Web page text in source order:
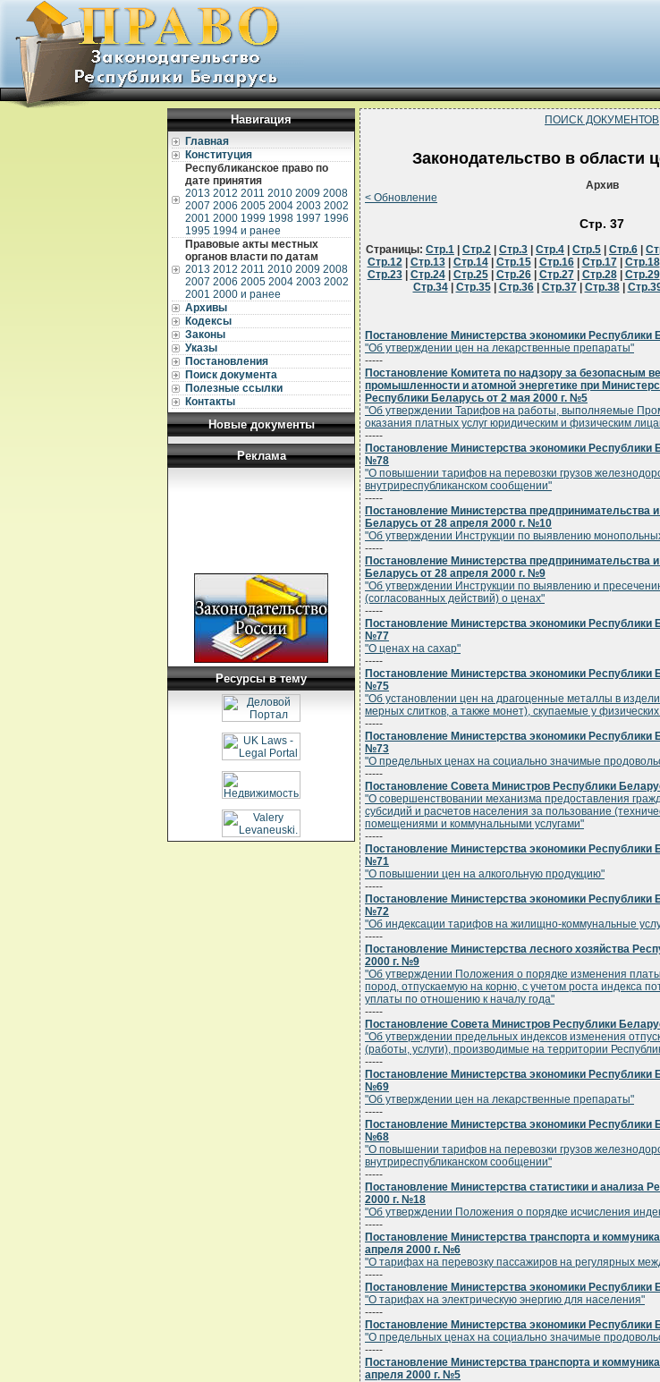
Навигация
Главная
Конституция
Республиканское право по
дате принятия
2013 2012 2011 2010 2009 2008
2007 2006 2005 2004 2003 2002
2001 2000 1999 1998 1997 1996
1995 1994 и ранее
Правовые акты местных
органов власти по датам
2013 2012 2011 2010 2009 2008
2007 2006 2005 2004 2003 2002
2001 2000 и ранее
Архивы
Кодексы
Законы
Указы
Постановления
Поиск документа
Полезные ссылки
Контакты
Новые документы
Реклама
Ресурсы в тему
ПОИСК ДОКУМЕНТОВ
Законодательство в области
Архив
< Обновление
Стр. 37
Страницы: Стр.1 Стр.2 Стр.3 Стр.4 Стр.5 Стр.6
Стр.12| Стр.13| Стр.14| Стр.15| Стр.16| Стр.17| Стр.18
Стр.23| Стр.24| Стр.25| Стр.26| Стр.27| Стр.28| Стр.29
Стр.34| Стр.35| Стр.36| Стр.37| Стр.38|
Постановление Министерства экономики Республики
"Об утверждении цен на лекарственные препараты"
-----
Постановление Комитета по надзору за безопасным
промышленности и атомной энергетике при
Республики Беларусь от 2 мая 2000 г. №5
"Об утверждении Тарифов на работы, выполняемые
оказания платных услуг юридическим и физическим
-----
Постановление Министерства экономики Республики
№78
"О повышении тарифов на перевозки грузов
внутриреспубликанском сообщении"
-----
Постановление Министерства предпринимательства
Беларусь от 28 апреля 2000 г. №10
"Об утверждении Инструкции по выявлению
-----
Постановление Министерства предпринимательства
Беларусь от 28 апреля 2000 г. №9
"Об утверждении Инструкции по выявлению и
(согласованных действий) о ценах"
-----
Постановление Министерства экономики Республики
№77
"О ценах на сахар"
-----
Постановление Министерства экономики Республики
№75
"Об установлении цен на драгоценные металлы в
мерных слитков, а также монет), скупаемые у
-----
Постановление Министерства экономики Республики
№73
"О предельных ценах на социально значимые
-----
Постановление Совета Министров Республики
"О совершенствовании механизма предоставления
субсидий и расчетов населения за пользование
помещениями и коммунальными услугами"
-----
Постановление Министерства экономики Республики
№71
"О повышении цен на алкогольную продукцию"
-----
Постановление Министерства экономики Республики
№72
"Об индексации тарифов на жилищно-коммунальные
-----
Постановление Министерства лесного хозяйства
2000 г. №9
"Об утверждении Положения о порядке изменения
пород, отпускаемую на корню, с учетом роста индекса
уплаты по отношению к началу года"
-----
Постановление Совета Министров Республики
"Об утверждении предельных индексов изменения
(работы, услуги), производимые на территории
-----
Постановление Министерства экономики Республики
№69
"Об утверждении цен на лекарственные препараты"
-----
Постановление Министерства экономики Республики
№68
"О повышении тарифов на перевозки грузов
внутриреспубликанском сообщении"
-----
Постановление Министерства статистики и анализа
2000 г. №18
"Об утверждении Положения о порядке исчисления
-----
Постановление Министерства транспорта и
апреля 2000 г. №6
"О тарифах на перевозку пассажиров на регулярных
-----
Постановление Министерства экономики Республики
"О тарифах на электрическую энергию для населения"
-----
Постановление Министерства экономики Республики
"О предельных ценах на социально значимые
-----
Постановление Министерства транспорта и
апреля 2000 г. №5